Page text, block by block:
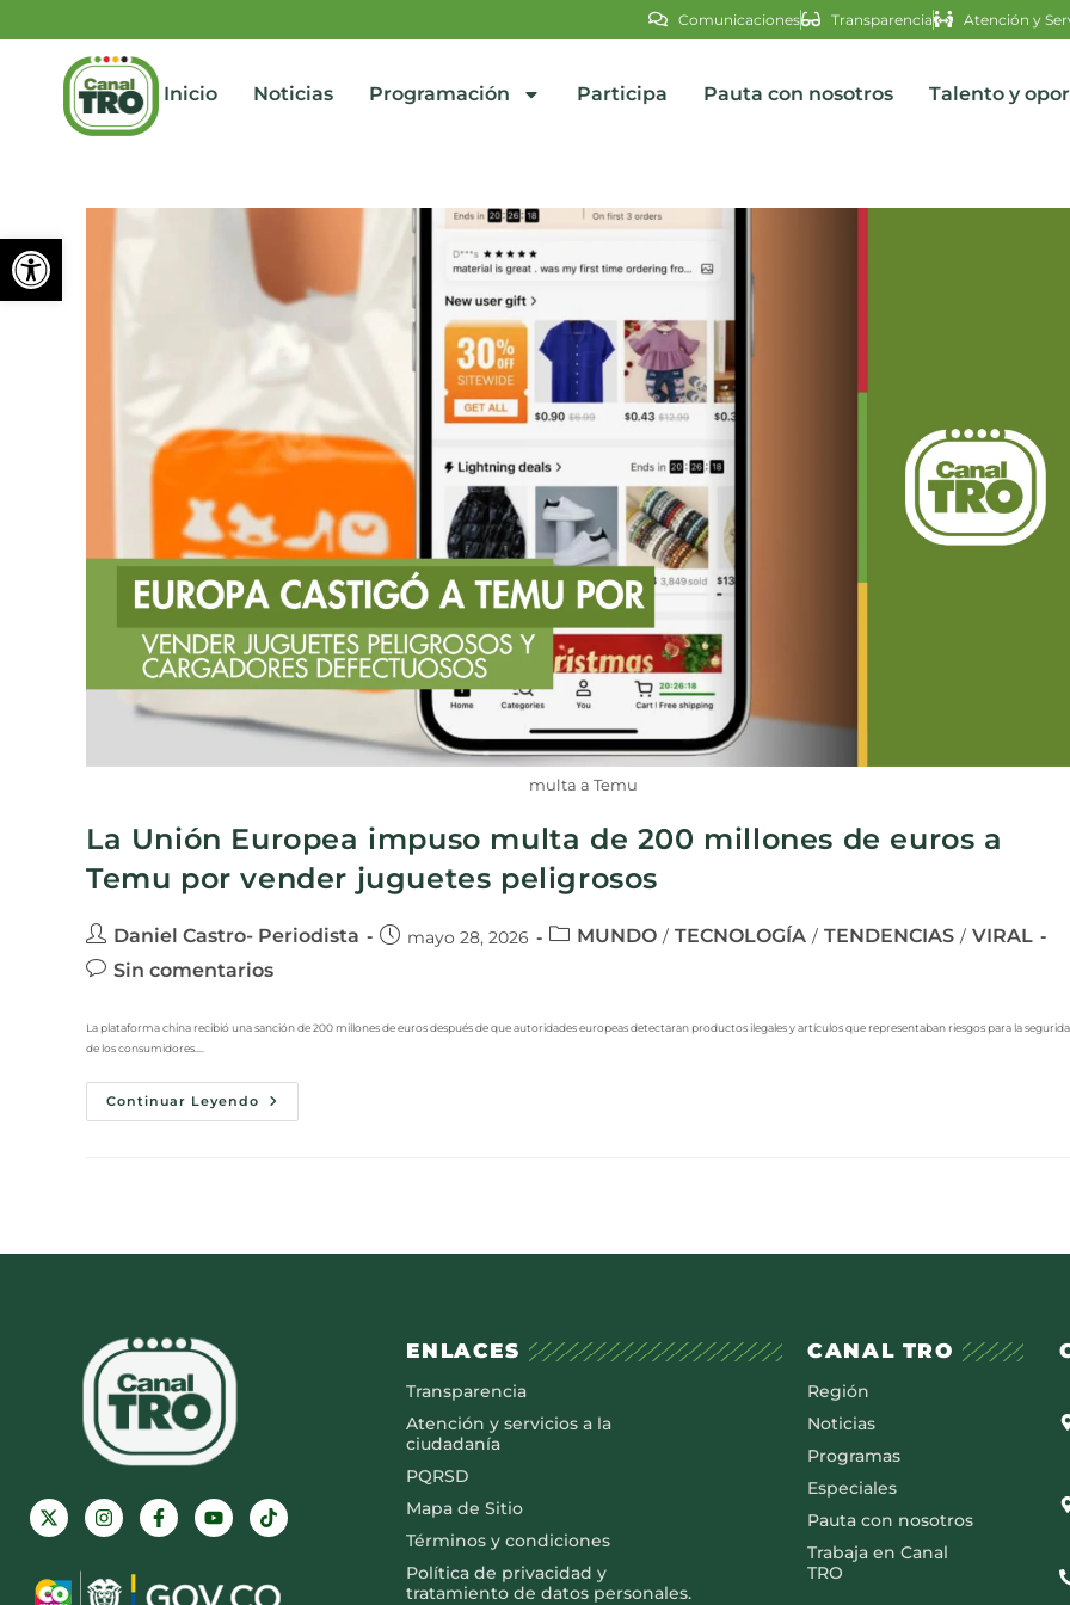
Abrir barra de herramientas
Comunicaciones Transparencia Atención y
Inicio Noticias Programación Participa Pauta con nosotros Talento y
multa a Temu
La Unión Europea impuso multa de 200 millones de euros a
Temu por vender juguetes peligrosos
Daniel Castro- Periodista mayo 28, 2026 MUNDO / TECNOLOGÍA / TENDENCIAS / VIRAL
Sin comentarios
La plataforma china recibió una sanción de 200 millones de euros después de que autoridades europeas detectaran productos ilegales y artículos que representaban riesgos para la
de los consumidores.…
Continuar Leyendo
ENLACES
Transparencia
Atención y servicios a la
ciudadanía
PQRSD
Mapa de Sitio
Términos y condiciones
Política de privacidad y
tratamiento de datos personales.
CANAL TRO
Región
Noticias
Programas
Especiales
Pauta con nosotros
Trabaja en Canal
TRO